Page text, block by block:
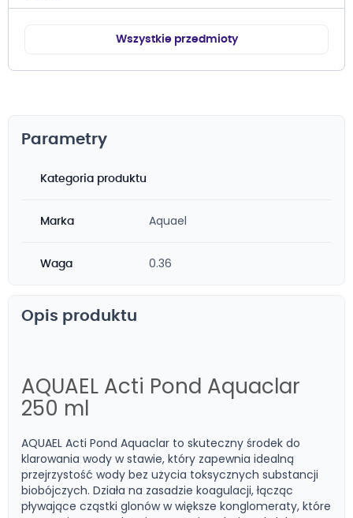
Wszystkie przedmioty
Parametry
Kategoria produktu
Marka Aquael
Waga 0.36
Opis produktu
AQUAEL Acti Pond Aquaclar
250 ml
AQUAEL Acti Pond Aquaclar to skuteczny środek do
klarowania wody w stawie, który zapewnia idealną
przejrzystość wody bez użycia toksycznych substancji
biobójczych. Działa na zasadzie koagulacji, łącząc
pływające cząstki glonów w większe konglomeraty, które